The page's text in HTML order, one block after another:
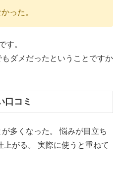
った。
す。
ダメだったということですか
口コミ
多くなった。 悩みが目立ち
上がる。 実際に使うと重ねて